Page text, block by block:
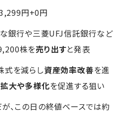
円+0円
な銀行や三菱UFJ信託銀行など
株を売り出すと発表
式を減らし資産効率改善を進
大や多様化を促進する狙い
、この日の終値ベースでは約